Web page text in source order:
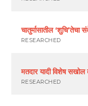
चातुर्मासातील
RESEARCHED
मतदार यादी विशेष
RESEARCHED